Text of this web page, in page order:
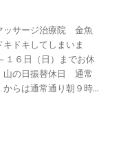
ッサージ治療院 金魚
ドキしてしまいま
１６日（日）までお休
山の日振替休日 通常
らは通常通り朝９時...